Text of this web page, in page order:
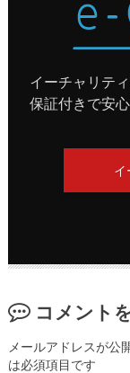
イーチャリテ
保証付きで安
イ
コメント
メールアドレスが公
は必須項目です